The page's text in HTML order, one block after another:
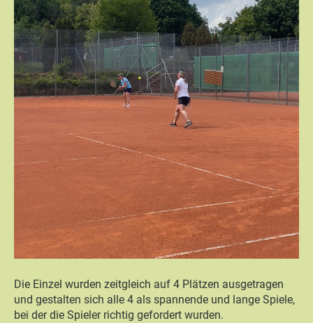
Die Einzel wurden zeitgleich auf 4 Plätzen ausgetragen
und gestalten sich alle 4 als spannende und lange Spiele,
bei der die Spieler richtig gefordert wurden.